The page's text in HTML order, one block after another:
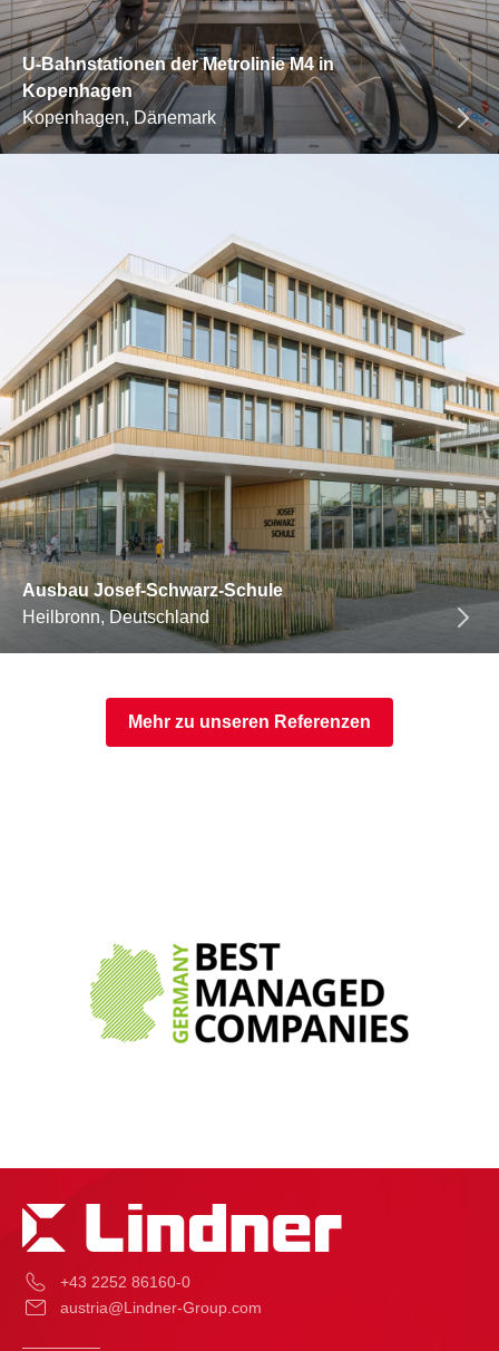
U-Bahnstationen der Metrolinie M4 in
Kopenhagen
Kopenhagen, Dänemark
Ausbau Josef-Schwarz-Schule
Heilbronn, Deutschland
Mehr zu unseren Referenzen
+43 2252 86160-0
austria@Lindner-Group.com